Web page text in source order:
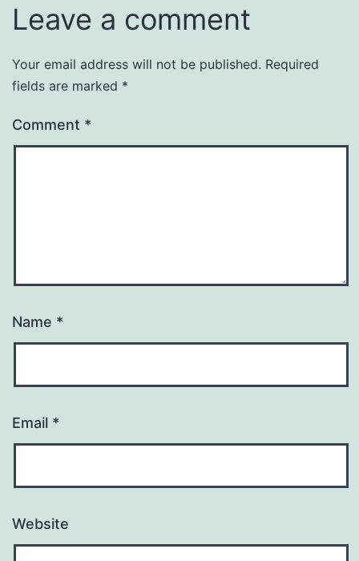
Leave a comment
Your email address will not be published. Required
fields are marked *
Comment *
Name *
Email *
Website